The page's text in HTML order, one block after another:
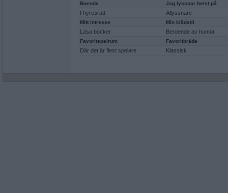
Boende Jag lyssnar helst på
I hyresrätt Allyssnare
Mitt intresse Min klädstil
Läsa böcker Beroende av humör
Favoritspelrum Favoritbräde
Där det är flest spelare Klassisk